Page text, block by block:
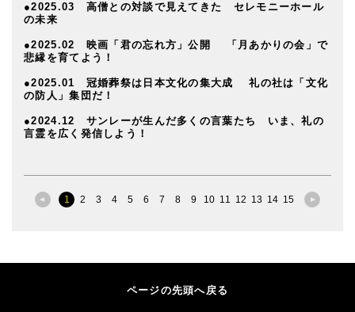
●2025.03 高僧との対談で見えてきた セレモニーホール
の未来
●2025.02 映画「君の忘れ方」公開 「月あかりの会」で
悲縁を育てよう！
●2025.01 冠婚葬祭は日本文化の集大成 礼の社は「文化
の防人」集団だ！
●2024.12 サンレーが生んだ多くの言葉たち いま、礼の
言霊を広く発信しよう！
1 2 3 4 5 6 7 8 9 10 11 12 13 14 15
ページの先頭へ戻る